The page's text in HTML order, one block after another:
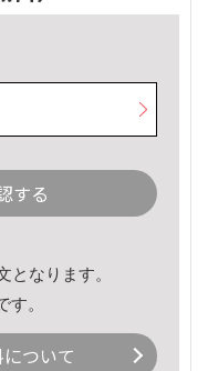
する
となります。
す。
ついて